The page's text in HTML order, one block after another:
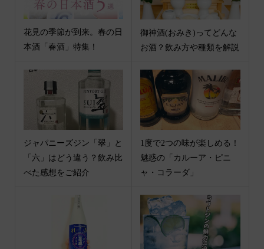
花見の季節が到来。春の日
本酒「春酒」特集！
御神酒(おみき)ってどんな
お酒？飲み方や種類を解説
ジャパニーズジン「翠」と
「六」はどう違う？飲み比
べた感想をご紹介
1度で2つの味が楽しめる！
魅惑の「カルーア・ピニ
ャ・コラーダ」